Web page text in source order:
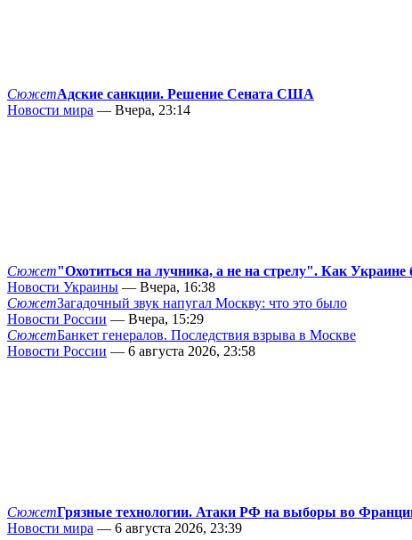
СюжетАдские санкции. Решение Сената США
Новости мира — Вчера, 23:14
Сюжет"Охотиться на лучника, а не на стрелу". Как Украине
Новости Украины — Вчера, 16:38
СюжетЗагадочный звук напугал Москву: что это было
Новости России — Вчера, 15:29
СюжетБанкет генералов. Последствия взрыва в Москве
Новости России — 6 августа 2026, 23:58
СюжетГрязные технологии. Атаки РФ на выборы во
Новости мира — 6 августа 2026, 23:39